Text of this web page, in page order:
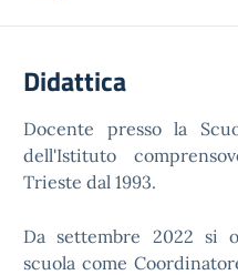
Didattica
Docente presso la
dell'Istituto
Trieste dal 1993.
Da settembre 2022 si
scuola come